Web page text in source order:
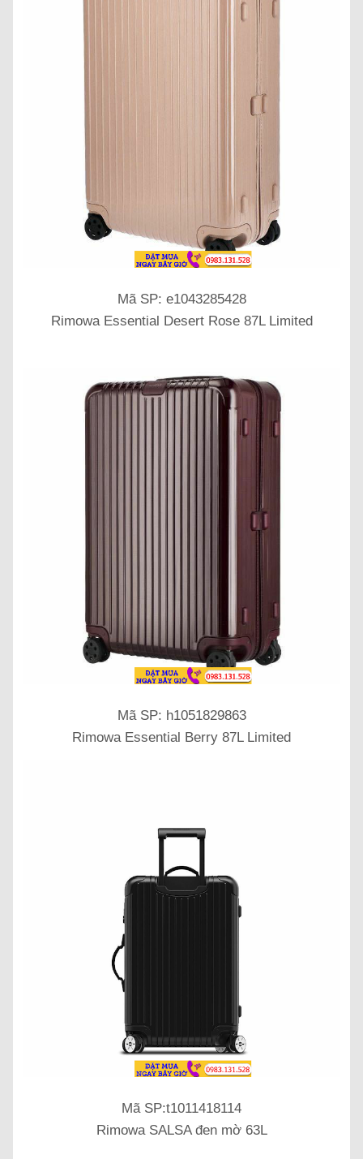
Mã SP: e1043285428
Rimowa Essential Desert Rose 87L Limited
Mã SP: h1051829863
Rimowa Essential Berry 87L Limited
Mã SP:t1011418114
Rimowa SALSA đen mờ 63L